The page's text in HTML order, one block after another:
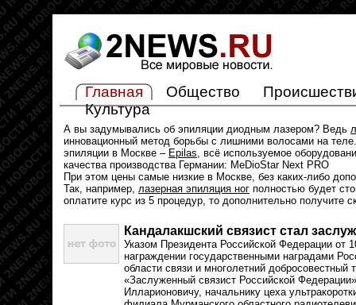
Главная Общество
Культура
А вы задумывались об эпиляции диодным лазером? Ведь
инновационный метод борьбы с лишними волосами на
эпиляции в Москве – Epilas, всё используемое
качества производства Германии: MeDioStar Next PRO
При этом цены самые низкие в Москве, без каких-либо
Так, например, лазерная эпиляция ног полностью будет
оплатите курс из 5 процедур, то дополнительно получите
Кандалакшский связист стал
Указом Президента Российской Федерации от
награждении государственными наградами
области связи и многолетний добросовестный
«Заслуженный связист Российской
Илларионовичу, начальнику цеха